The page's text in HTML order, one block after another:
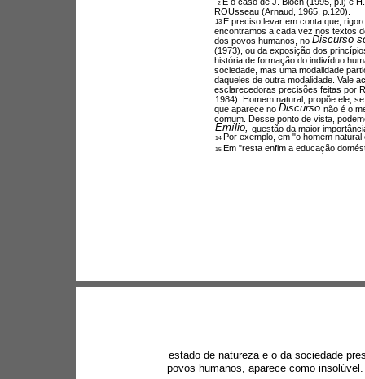
2
ROUsseau (Arnaud, 1965, p.120).
13 E preciso levar em conta que,
encontramos a cada vez nos textos
dos povos humanos, no Discurso
(1973), ou da exposição dos
história de formação do indivíduo
sociedade, mas uma modalidade
daqueles de outra modalidade. Vale
esclarecedoras precisões feitas por
1984). Homem natural, propõe ele,
que aparece no Discurso não é o
comum. Desse ponto de vista,
Emílio, questão da maior
14 Por exemplo, em "o homem
15 Em "resta enfim a educação
estado de natureza e o da sociedade
povos humanos, aparece como insolúvel.